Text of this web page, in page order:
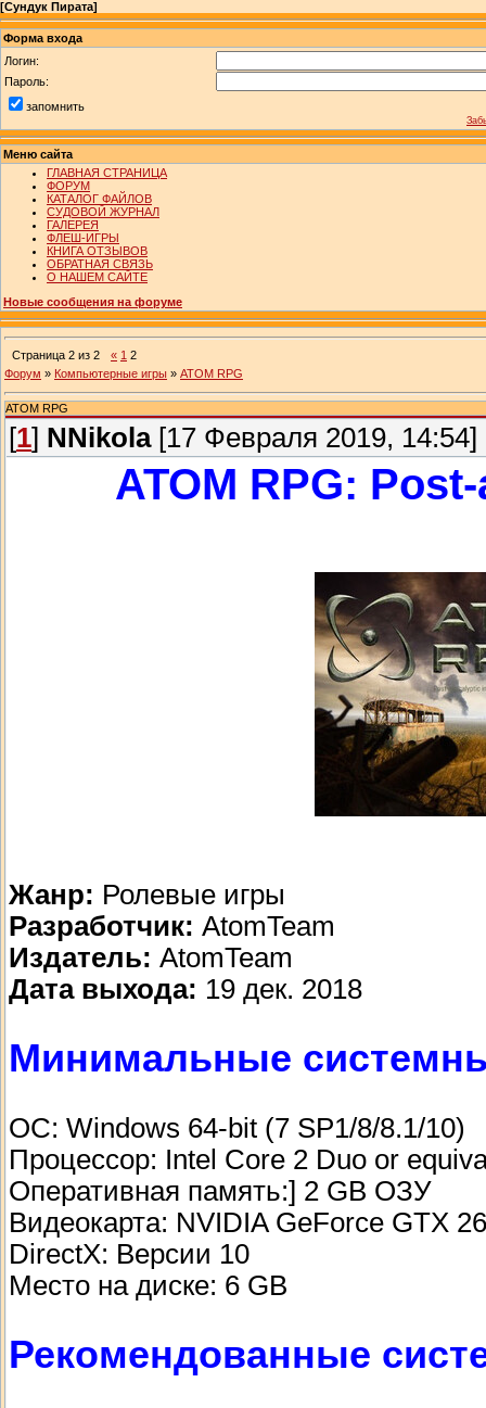
[Сундук Пирата]
Форма входа
Логин:
Пароль:
запомнить
Меню сайта
ГЛАВНАЯ СТРАНИЦА
ФОРУМ
КАТАЛОГ ФАЙЛОВ
СУДОВОЙ ЖУРНАЛ
ГАЛЕРЕЯ
ФЛЕШ-ИГРЫ
КНИГА ОТЗЫВОВ
ОБРАТНАЯ СВЯЗЬ
О НАШЕМ САЙТЕ
Новые сообщения на форуме
Страница 2 из 2 « 1 2
Форум » Компьютерные игры » ATOM RPG
ATOM RPG
[1] NNikola[17 Февраля 2019, 14:54]
ATOM RPG:
Жанр: Ролевые игры
Разработчик: AtomTeam
Издатель: AtomTeam
Дата выхода: 19 дек. 2018
Минимальные
ОС: Windows 64-bit (7 SP1/8/8.1/10)
Процессор: Intel Core 2 Duo or
Оперативная память:] 2 GB ОЗУ
Видеокарта: NVIDIA GeForce GTX
DirectX: Версии 10
Место на диске: 6 GB
Рекомендованные